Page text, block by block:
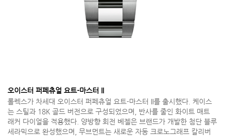
오이스터 퍼페츄얼 요트-마스터 II
롤렉스가 차세대 오이스터 퍼페츄얼 요트-마스터 II를 출시했다. 케이스
는 스틸과 18K 골드 버전으로 구성되었으며, 반사를 줄인 화이트 매트
래커 다이얼을 적용했다. 양방향 회전 베젤은 브랜드가 개발한 첨단 블루
세라믹으로 완성했으며, 무브먼트는 새로운 자동 크로노그래프 칼리버